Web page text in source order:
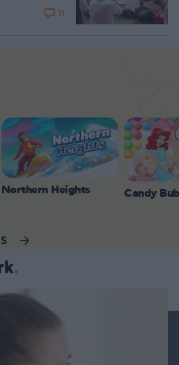
11
Northern Heights Candy